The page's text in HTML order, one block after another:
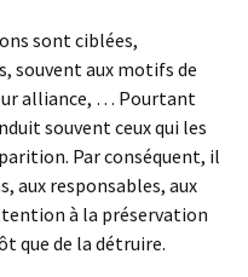
sont ciblées,
souvent aux motifs de
alliance, … Pourtant
souvent ceux qui les
Par conséquent, il
aux responsables, aux
à la préservation
que de la détruire.